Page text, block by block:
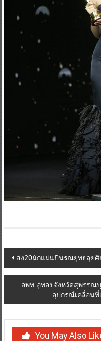
Post
navigation
ส่ง20นักแม่นปืนรณยุทธลุยศึ
อพท. อู่ทอง จังหวัดสุพรรณ
อุปกรณ์เคลื่อนที่
You May Also